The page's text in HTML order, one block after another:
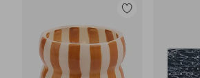
Lägg
i
favoriter